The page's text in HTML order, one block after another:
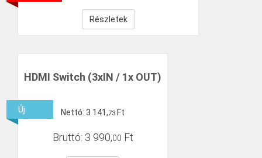
Részletek
HDMI Switch (3xIN / 1x OUT)
Nettó: 3 141,73 Ft
Bruttó: 3 990,00 Ft
Új